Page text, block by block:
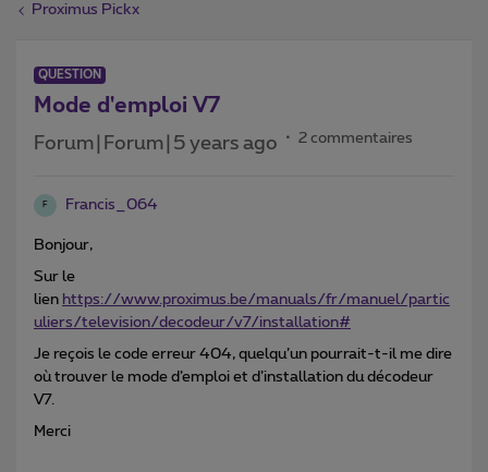
Proximus Pickx
QUESTION
Mode d'emploi V7
Forum|Forum|5 years ago 2 commentaires
F Francis_064
Bonjour,
Sur le
lien https://www.proximus.be/manuals/fr/manuel/partic
uliers/television/decodeur/v7/installation#
Je reçois le code erreur 404, quelqu’un pourrait-t-il me dire
où trouver le mode d’emploi et d’installation du décodeur
V7.
Merci